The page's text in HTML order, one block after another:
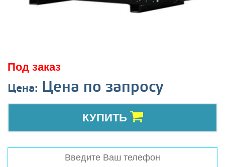
Под заказ
Цена: Цена по запросу
КУПИТЬ